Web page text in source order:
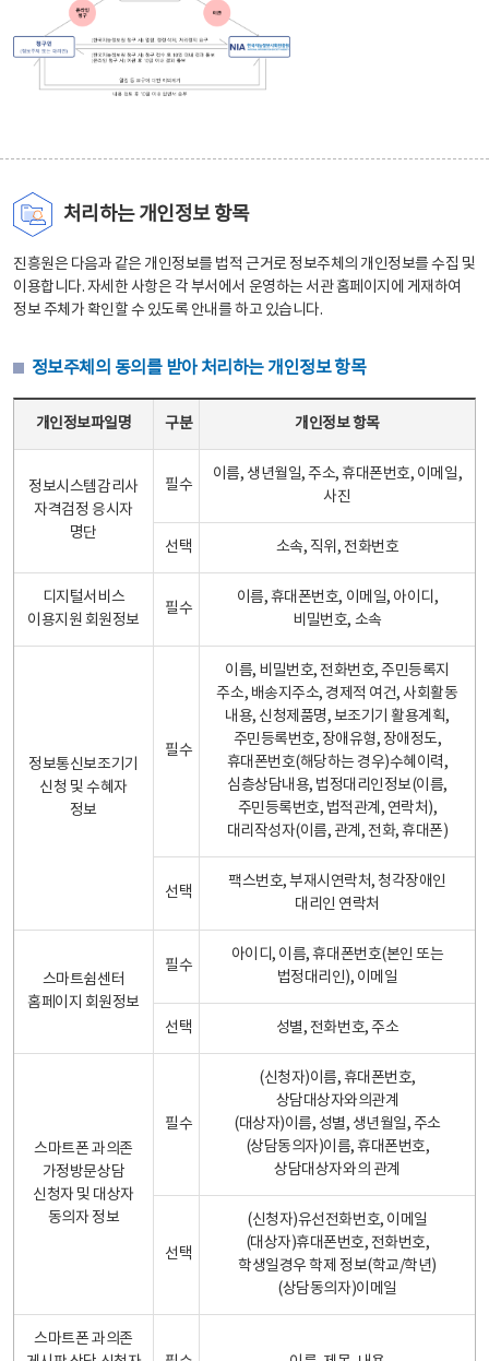
처리하는 개인정보 항목
진흥원은 다음과 같은 개인정보를 법적 근거로 정보주체의 개인정보를 수집 및
이용합니다. 자세한 사항은 각 부서에서 운영하는 서관 홈페이지에 게재하여
정보 주체가 확인할 수 있도록 안내를 하고 있습니다.
정보주체의 동의를 받아 처리하는 개인정보 항목
개인정보파일명 구분 개인정보 항목
정보시스템감리사
자격검정 응시자
명단
필수
이름, 생년월일, 주소, 휴대폰번호, 이메일,
사진
선택 소속, 직위, 전화번호
디지털서비스
이용지원 회원정보
필수
이름, 휴대폰번호, 이메일, 아이디,
비밀번호, 소속
정보통신보조기기
신청 및 수혜자
정보
필수
이름, 비밀번호, 전화번호, 주민등록지
주소, 배송지주소, 경제적 여건, 사회활동
내용, 신청제품명, 보조기기 활용계획,
주민등록번호, 장애유형, 장애정도,
휴대폰번호(해당하는 경우)수혜이력,
심층상담내용, 법정대리인정보(이름,
주민등록번호, 법적관계, 연락처),
대리작성자(이름, 관계, 전화, 휴대폰)
선택
팩스번호, 부재시연락처, 청각장애인
대리인 연락처
스마트쉼센터
홈페이지 회원정보
필수
아이디, 이름, 휴대폰번호(본인 또는
법정대리인), 이메일
선택 성별, 전화번호, 주소
스마트폰 과의존
가정방문상담
신청자 및 대상자
동의자 정보
필수
(신청자)이름, 휴대폰번호,
상담대상자와의관계
(대상자)이름, 성별, 생년월일, 주소
(상담동의자)이름, 휴대폰번호,
상담대상자와의 관계
선택
(신청자)유선전화번호, 이메일
(대상자)휴대폰번호, 전화번호,
학생일경우 학제 정보(학교/학년)
(상담동의자)이메일
스마트폰 과의존